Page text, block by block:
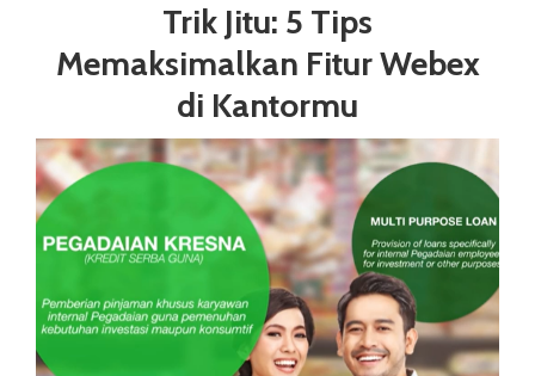
Trik Jitu: 5 Tips
Memaksimalkan Fitur Webex
di Kantormu